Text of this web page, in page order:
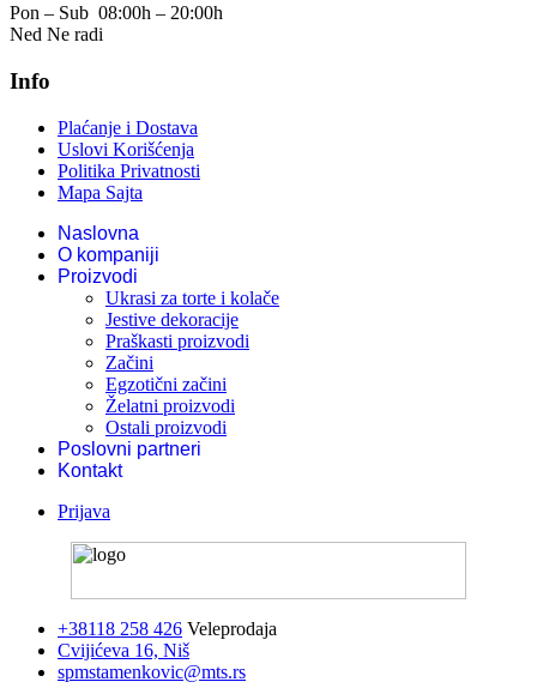
Pon – Sub 08:00h – 20:00h
Ned Ne radi
Info
Plaćanje i Dostava
Uslovi Korišćenja
Politika Privatnosti
Mapa Sajta
Naslovna
O kompaniji
Proizvodi
Ukrasi za torte i kolače
Jestive dekoracije
Praškasti proizvodi
Začini
Egzotični začini
Želatni proizvodi
Ostali proizvodi
Poslovni partneri
Kontakt
Prijava
+38118 258 426 Veleprodaja
Cvijićeva 16, Niš
spmstamenkovic@mts.rs